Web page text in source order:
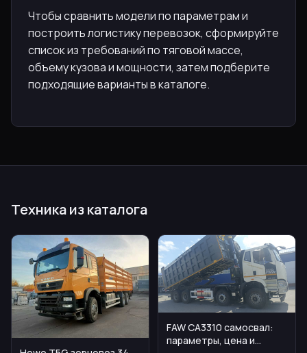
Чтобы сравнить модели по параметрам и
построить логистику перевозок, сформируйте
список из требований по тяговой массе,
объему кузова и мощности, затем подберите
подходящие варианты в каталоге.
Техника из каталога
FAW CA3310 самосвал:
параметры, цена и